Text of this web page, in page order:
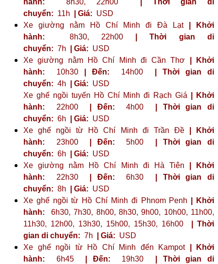
hành: 8h30, 22h00
| Thời gian di
chuyển: 11h | Giá: USD
Xe giường nằm Hồ Chí Minh đi Đà Lạt
| Khởi
hành: 8h30, 22h00
| Thời gian di
chuyển: 7h | Giá: USD
Xe giường nằm Hồ Chí Minh đi Cần Thơ
| Khởi
hành: 10h30 | Đến: 14h00
| Thời gian di
chuyển: 4h | Giá: USD
Xe ghế ngồi tuyến Hồ Chí Minh đi Rạch Giá
| Khởi
hành: 22h00 | Đến: 4h00
| Thời gian di
chuyển: 6h | Giá: USD
Xe ghế ngồi từ Hồ Chí Minh đi Trần Đề
| Khởi
hành: 23h00 | Đến: 5h00
| Thời gian di
chuyển: 6h | Giá: USD
Xe giường nằm Hồ Chí Minh đi Hà Tiên
| Khởi
hành: 22h30 | Đến: 6h30
| Thời gian di
chuyển: 8h | Giá: USD
Xe ghế ngồi từ Hồ Chí Minh đi Phnom Penh
| Khởi
hành: 6h30, 7h30, 8h00, 8h30, 9h00, 10h00, 11h00,
11h30, 12h00, 13h30, 15h00, 15h30, 16h00
| Thời
gian di chuyển: 7h | Giá: USD
Xe ghế ngồi từ Hồ Chí Minh đến Kampot
| Khởi
hành: 6h45 | Đến: 19h30
| Thời gian di